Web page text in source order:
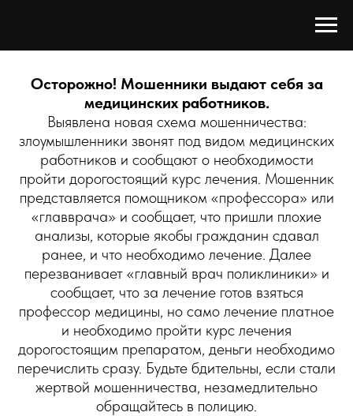
Осторожно! Мошенники выдают себя за
медицинских работников.
Выявлена новая схема мошенничества:
злоумышленники звонят под видом медицинских
работников и сообщают о необходимости
пройти дорогостоящий курс лечения. Мошенник
представляется помощником «профессора» или
«главврача» и сообщает, что пришли плохие
анализы, которые якобы гражданин сдавал
ранее, и что необходимо лечение. Далее
перезванивает «главный врач поликлиники» и
сообщает, что за лечение готов взяться
профессор медицины, но само лечение платное
и необходимо пройти курс лечения
дорогостоящим препаратом, деньги необходимо
перечислить сразу. Будьте бдительны, если стали
жертвой мошенничества, незамедлительно
обращайтесь в полицию.